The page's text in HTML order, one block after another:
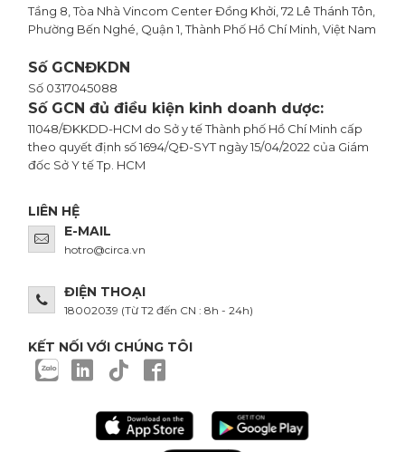
Tầng 8, Tòa Nhà Vincom Center Đồng Khởi, 72 Lê Thánh Tôn,
Phường Bến Nghé, Quận 1, Thành Phố Hồ Chí Minh, Việt Nam
Số GCNĐKDN
Số 0317045088
Số GCN đủ điều kiện kinh doanh dược:
11048/ĐKKDD-HCM do Sở y tế Thành phố Hồ Chí Minh cấp
theo quyết định số 1694/QĐ-SYT ngày 15/04/2022 của Giám
đốc Sở Y tế Tp. HCM
LIÊN HỆ
E-MAIL
hotro@circa.vn
ĐIỆN THOẠI
18002039 (Từ T2 đến CN : 8h - 24h)
KẾT NỐI VỚI CHÚNG TÔI